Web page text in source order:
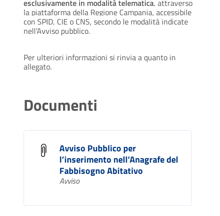
esclusivamente in modalità telematica, attraverso
la piattaforma della Regione Campania, accessibile
con SPID, CIE o CNS, secondo le modalità indicate
nell’Avviso pubblico.
Per ulteriori informazioni si rinvia a quanto in
allegato.
Documenti
Avviso Pubblico per
l’inserimento nell’Anagrafe del
Fabbisogno Abitativo
Avviso